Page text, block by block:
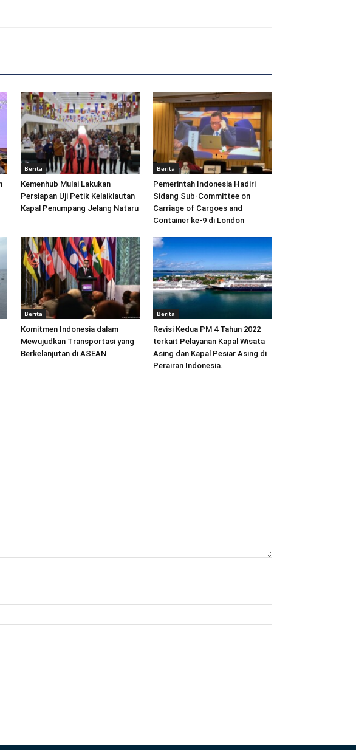
Berita
Kemenhub Mulai Lakukan
Persiapan Uji Petik Kelaiklautan
Kapal Penumpang Jelang Nataru
Berita
Pemerintah Indonesia Hadiri
Sidang Sub-Committee on
Carriage of Cargoes and
Container ke-9 di London
Berita
Komitmen Indonesia dalam
Mewujudkan Transportasi yang
Berkelanjutan di ASEAN
Berita
Revisi Kedua PM 4 Tahun 2022
terkait Pelayanan Kapal Wisata
Asing dan Kapal Pesiar Asing di
Perairan Indonesia.